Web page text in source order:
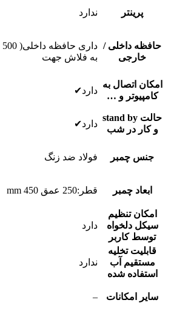
پرینتر ندارد
حافظه داخلى /
خارجى
به فلاش جهت
امکان اتصال به
کامپیوتر و …
دارد✔
حالت stand by
و کار در شب
دارد✔
جنس چمبر فولاد ضد زنگ
ابعاد چمبر قطر:250 عمق 450 mm
امکان تنظیم
سیکل دلخواه
توسط کاربر
دارد
قابلیت تخلیه
مستقیم آب
استفاده شده
ندارد
سایر امکانات –